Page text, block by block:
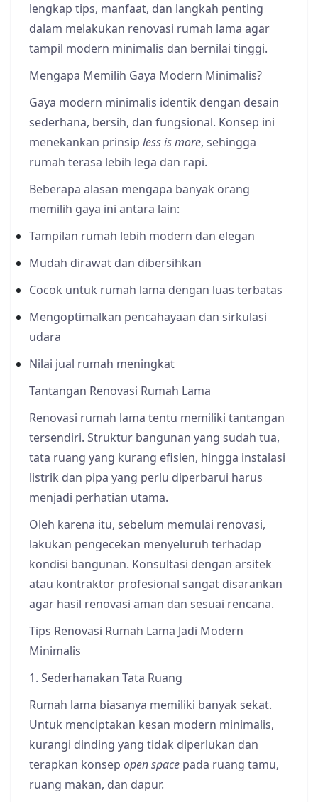
lengkap tips, manfaat, dan langkah penting
dalam melakukan renovasi rumah lama agar
tampil modern minimalis dan bernilai tinggi.
Mengapa Memilih Gaya Modern Minimalis?
Gaya modern minimalis identik dengan desain
sederhana, bersih, dan fungsional. Konsep ini
menekankan prinsip less is more, sehingga
rumah terasa lebih lega dan rapi.
Beberapa alasan mengapa banyak orang
memilih gaya ini antara lain:
Tampilan rumah lebih modern dan elegan
Mudah dirawat dan dibersihkan
Cocok untuk rumah lama dengan luas terbatas
Mengoptimalkan pencahayaan dan sirkulasi
udara
Nilai jual rumah meningkat
Tantangan Renovasi Rumah Lama
Renovasi rumah lama tentu memiliki tantangan
tersendiri. Struktur bangunan yang sudah tua,
tata ruang yang kurang efisien, hingga instalasi
listrik dan pipa yang perlu diperbarui harus
menjadi perhatian utama.
Oleh karena itu, sebelum memulai renovasi,
lakukan pengecekan menyeluruh terhadap
kondisi bangunan. Konsultasi dengan arsitek
atau kontraktor profesional sangat disarankan
agar hasil renovasi aman dan sesuai rencana.
Tips Renovasi Rumah Lama Jadi Modern
Minimalis
1. Sederhanakan Tata Ruang
Rumah lama biasanya memiliki banyak sekat.
Untuk menciptakan kesan modern minimalis,
kurangi dinding yang tidak diperlukan dan
terapkan konsep open space pada ruang tamu,
ruang makan, dan dapur.